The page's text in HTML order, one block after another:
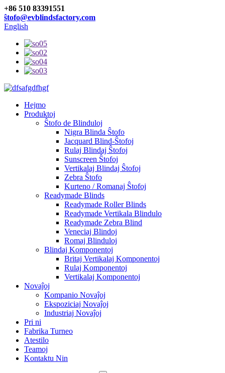
+86 510 83391551
ŝtofo@evblindsfactory.com
English
Hejmo
Produktoj
Ŝtofo de Blinduloj
Nigra Blinda Ŝtofo
Jacquard Blind-Ŝtofoj
Rulaj Blindaj Ŝtofoj
Sunscreen Ŝtofoj
Vertikalaj Blindaj Ŝtofoj
Zebra Ŝtofo
Kurteno / Romanaj Ŝtofoj
Readymade Blinds
Readymade Roller Blinds
Readymade Vertikala Blindulo
Readymade Zebra Blind
Veneciaj Blindoj
Romaj Blinduloj
Blindaj Komponentoj
Britaj Vertikalaj Komponentoj
Rulaj Komponentoj
Vertikalaj Komponentoj
Novaĵoj
Kompanio Novaĵoj
Ekspoziciaj Novaĵoj
Industriaj Novaĵoj
Pri ni
Fabrika Turneo
Atestilo
Teamoj
Kontaktu Nin